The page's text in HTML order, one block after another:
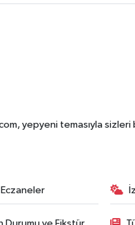
yepyeni temasıyla